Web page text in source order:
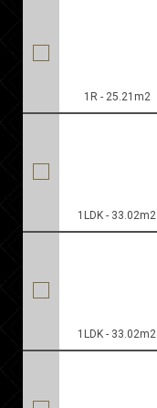
1R - 25.21m2
1LDK - 33.02m2
1LDK - 33.02m2